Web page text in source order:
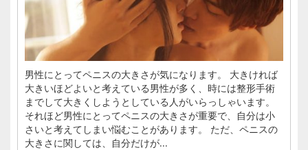
男性にとってペニスの大きさが気になります。 大きければ
大きいほどよいと考えている男性が多く、時には整形手術
までして大きくしようとしている人がいらっしゃいます。
それほど男性にとってペニスの大きさが重要で、自分は小
さいと考えてしまい悩むことがあります。 ただ、ペニスの
大きさに関しては、自分だけが...